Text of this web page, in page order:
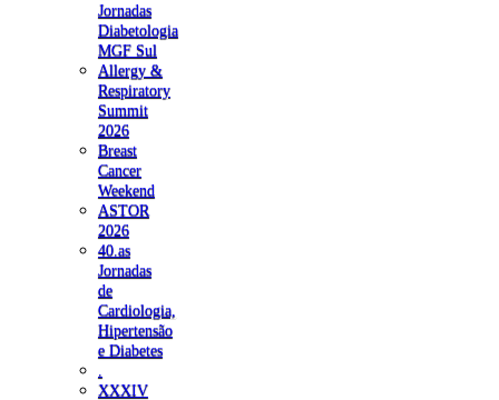
Jornadas
Diabetologia
MGF Sul
Allergy &
Respiratory
Summit
2026
Breast
Cancer
Weekend
ASTOR
2026
40.as
Jornadas
de
Cardiologia,
Hipertensão
e Diabetes
XXXIV